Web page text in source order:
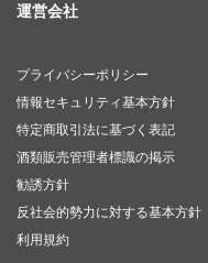
運営会社
プライバシーポリシー
情報セキュリティ基本方針
特定商取引法に基づく表記
酒類販売管理者標識の掲示
勧誘方針
反社会的勢力に対する基本方針
利用規約